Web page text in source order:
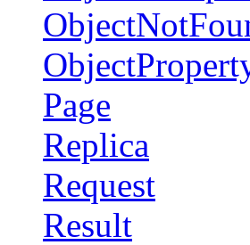
Page
Replica
Request
Result